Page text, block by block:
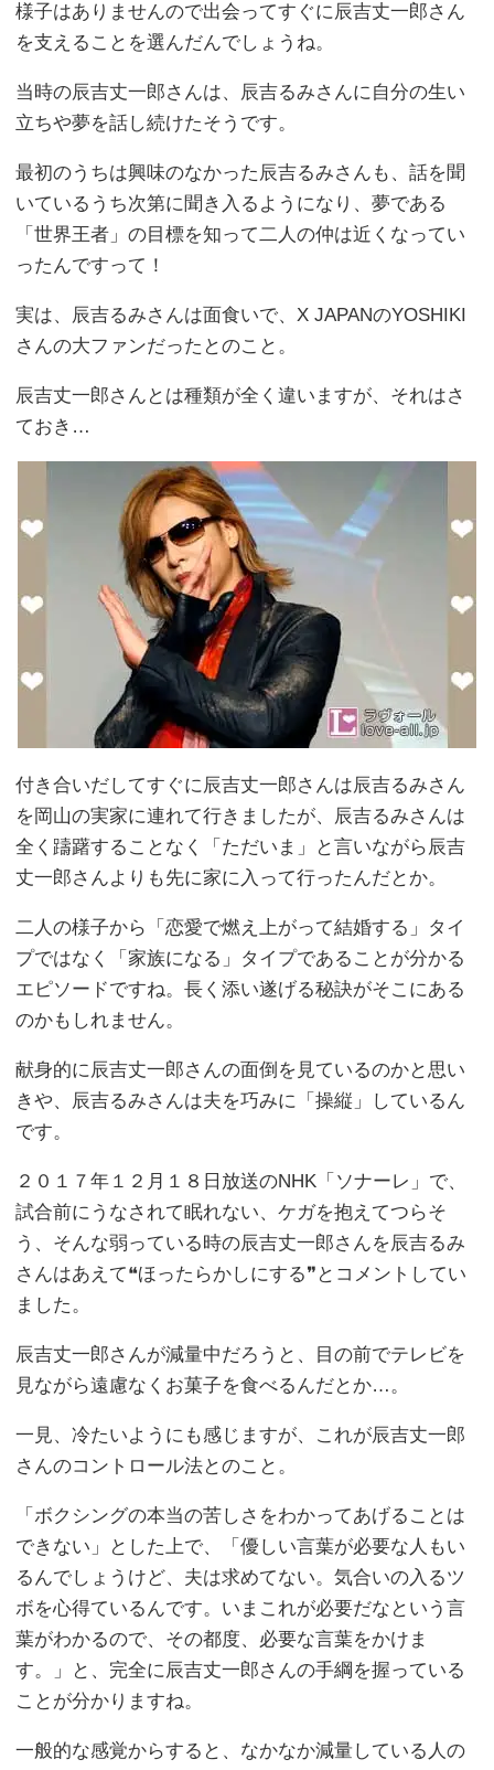
様子はありませんので出会ってすぐに辰吉丈一郎さん
を支えることを選んだんでしょうね。
当時の辰吉丈一郎さんは、辰吉るみさんに自分の生い
立ちや夢を話し続けたそうです。
最初のうちは興味のなかった辰吉るみさんも、話を聞
いているうち次第に聞き入るようになり、夢である
「世界王者」の目標を知って二人の仲は近くなってい
ったんですって！
実は、辰吉るみさんは面食いで、X JAPANのYOSHIKI
さんの大ファンだったとのこと。
辰吉丈一郎さんとは種類が全く違いますが、それはさ
ておき…
付き合いだしてすぐに辰吉丈一郎さんは辰吉るみさん
を岡山の実家に連れて行きましたが、辰吉るみさんは
全く躊躇することなく「ただいま」と言いながら辰吉
丈一郎さんよりも先に家に入って行ったんだとか。
二人の様子から「恋愛で燃え上がって結婚する」タイ
プではなく「家族になる」タイプであることが分かる
エピソードですね。長く添い遂げる秘訣がそこにある
のかもしれません。
献身的に辰吉丈一郎さんの面倒を見ているのかと思い
きや、辰吉るみさんは夫を巧みに「操縦」しているん
です。
２０１７年１２月１８日放送のNHK「ソナーレ」で、
試合前にうなされて眠れない、ケガを抱えてつらそ
う、そんな弱っている時の辰吉丈一郎さんを辰吉るみ
さんはあえて❝ほったらかしにする❞とコメントしてい
ました。
辰吉丈一郎さんが減量中だろうと、目の前でテレビを
見ながら遠慮なくお菓子を食べるんだとか…。
一見、冷たいようにも感じますが、これが辰吉丈一郎
さんのコントロール法とのこと。
「ボクシングの本当の苦しさをわかってあげることは
できない」とした上で、「優しい言葉が必要な人もい
るんでしょうけど、夫は求めてない。気合いの入るツ
ボを心得ているんです。いまこれが必要だなという言
葉がわかるので、その都度、必要な言葉をかけま
す。」と、完全に辰吉丈一郎さんの手綱を握っている
ことが分かりますね。
一般的な感覚からすると、なかなか減量している人の